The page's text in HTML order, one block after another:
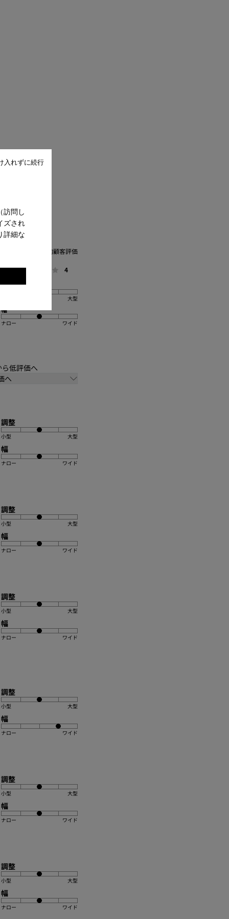
訪問し
ズされ
詳細な
入れずに続行
平均顧客評価
一般
4
調整
大型
幅
ナロー ワイド
ら低評価へ
へ
調整
小型 大型
幅
ナロー ワイド
調整
小型 大型
幅
ナロー ワイド
調整
小型 大型
幅
ナロー ワイド
調整
小型 大型
幅
ナロー ワイド
調整
小型 大型
幅
ナロー ワイド
調整
小型 大型
幅
ナロー ワイド